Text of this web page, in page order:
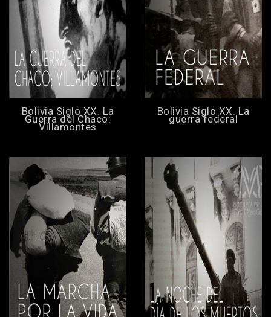
Bolivia Siglo XX. La
Guerra del Chaco:
Villamontes
Bolivia Siglo XX. La
guerra federal